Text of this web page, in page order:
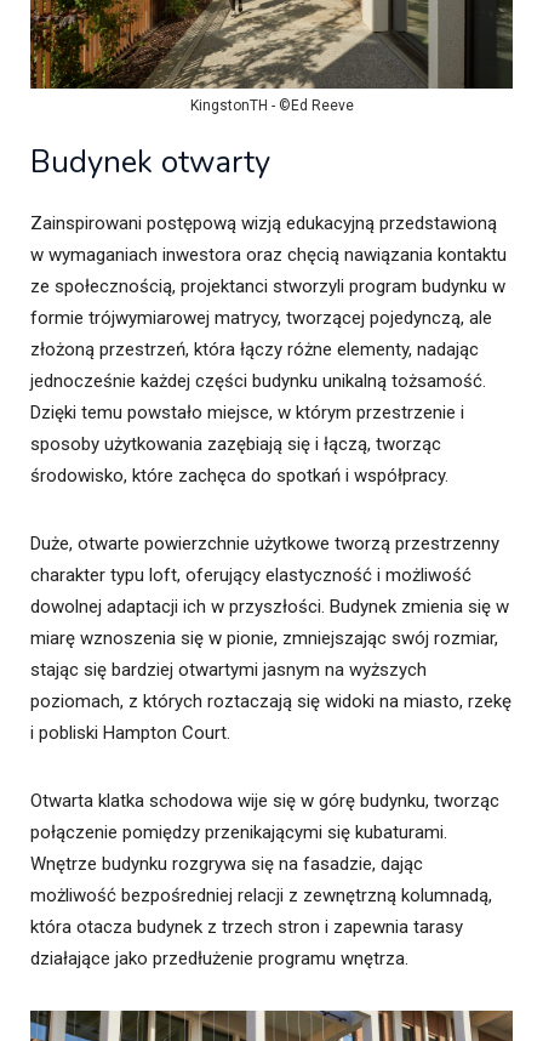
KingstonTH - ©Ed Reeve
Budynek otwarty
Zainspirowani postępową wizją edukacyjną przedstawioną
w wymaganiach inwestora oraz chęcią nawiązania kontaktu
ze społecznością, projektanci stworzyli program budynku w
formie trójwymiarowej matrycy, tworzącej pojedynczą, ale
złożoną przestrzeń, która łączy różne elementy, nadając
jednocześnie każdej części budynku unikalną tożsamość.
Dzięki temu powstało miejsce, w którym przestrzenie i
sposoby użytkowania zazębiają się i łączą, tworząc
środowisko, które zachęca do spotkań i współpracy.
Duże, otwarte powierzchnie użytkowe tworzą przestrzenny
charakter typu loft, oferujący elastyczność i możliwość
dowolnej adaptacji ich w przyszłości. Budynek zmienia się w
miarę wznoszenia się w pionie, zmniejszając swój rozmiar,
stając się bardziej otwartymi jasnym na wyższych
poziomach, z których roztaczają się widoki na miasto, rzekę
i pobliski Hampton Court.
Otwarta klatka schodowa wije się w górę budynku, tworząc
połączenie pomiędzy przenikającymi się kubaturami.
Wnętrze budynku rozgrywa się na fasadzie, dając
możliwość bezpośredniej relacji z zewnętrzną kolumnadą,
która otacza budynek z trzech stron i zapewnia tarasy
działające jako przedłużenie programu wnętrza.